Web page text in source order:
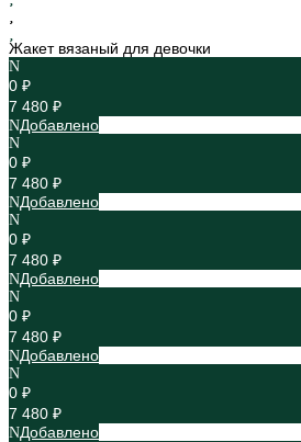
Жакет вязаный для девочки
0 ₽
7 480 ₽
Добавлено
0 ₽
7 480 ₽
Добавлено
0 ₽
7 480 ₽
Добавлено
0 ₽
7 480 ₽
Добавлено
0 ₽
7 480 ₽
Добавлено